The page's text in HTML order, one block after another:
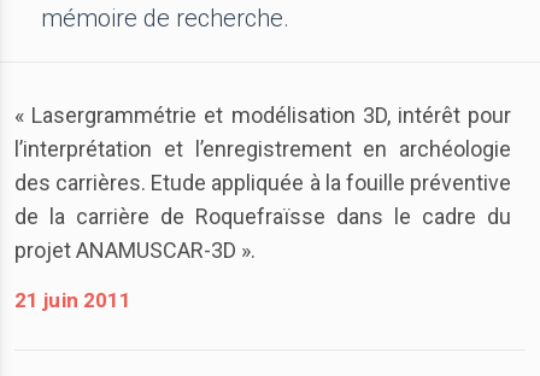
mémoire de recherche.
« Lasergrammétrie et modélisation 3D, intérêt pour
l’interprétation et l’enregistrement en archéologie
des carrières. Etude appliquée à la fouille préventive
de la carrière de Roquefraïsse dans le cadre du
projet ANAMUSCAR-3D ».
21 juin 2011